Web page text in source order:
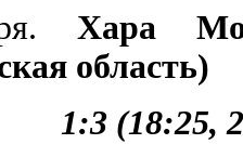
Хара
область)
1:3 (18:25,